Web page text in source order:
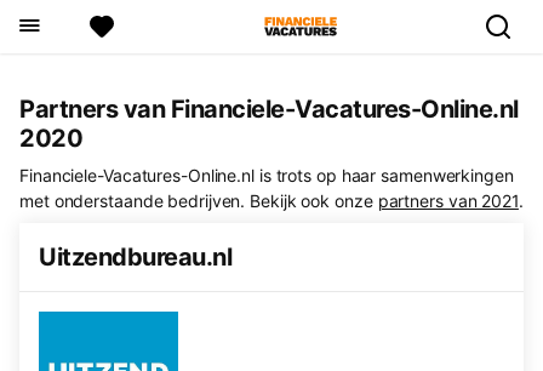
Partners van Financiele-Vacatures-Online.nl
2020
Financiele-Vacatures-Online.nl is trots op haar samenwerkingen
met onderstaande bedrijven. Bekijk ook onze partners van 2021.
Uitzendbureau.nl